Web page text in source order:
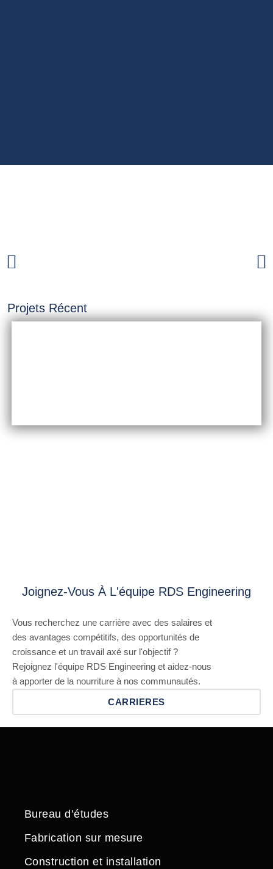
Projets Récent
Joignez-Vous À L'équipe RDS Engineering
Vous recherchez une carrière avec des salaires et
des avantages compétitifs, des opportunités de
croissance et un travail axé sur l'objectif ?
Rejoignez l'équipe RDS Engineering et aidez-nous
à apporter de la nourriture à nos communautés.
CARRIERES
Bureau d’études
Fabrication sur mesure
Construction et installation